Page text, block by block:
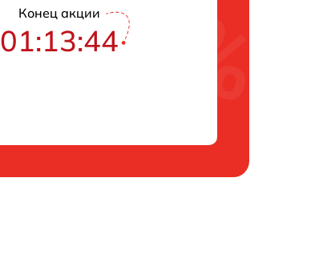
Конец акции
01:13:43